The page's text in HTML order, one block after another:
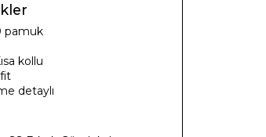
pamuk
kollu
detaylı